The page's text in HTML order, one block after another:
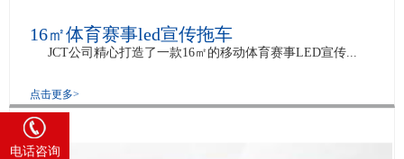
16㎡体育赛事led宣传拖车
JCT公司精心打造了一款16㎡的移动体育赛事LED宣传...
点击更多>
电话咨询